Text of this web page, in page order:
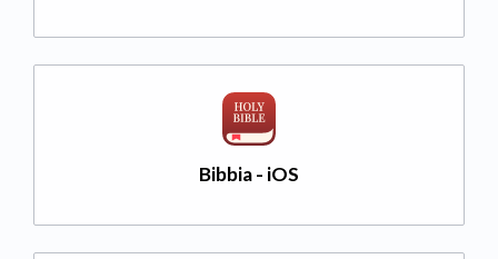
Bibbia - iOS